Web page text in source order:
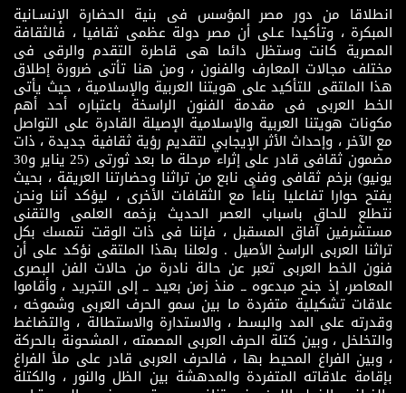
انطلاقا من دور مصر المؤسس فى بنية الحضارة الإنسـانية
المبكرة ، وتأكيدا عـلى أن مصر دولة عظمى ثقافيا ، فالثقافة
المصرية كانت وستظل دائما هى قاطرة التقدم والرقى فى
مختلف مجالات المعارف والفنون ، ومن هنا تأتى ضرورة إطلاق
هذا الملتقى للتأكيد على هويتنا العربية والإسلامية ، حيث يأتى
الخط العربى فى مقدمة الفنون الراسخة باعتباره أحد أهم
مكونات هويتنا العربية والإسلامية الإصيلة القادرة على التواصل
مع الآخر ، وإحداث الأثر الإيجابي لتقديم رؤية ثقافية جديدة ، ذات
مضمون ثقافى قادر على إثراء مرحلة ما بعد ثورتى (25 يناير و30
يونيو) بزخم ثقافى وفنى نابع من تراثنا وحضارتنا العريقة ، بحيث
يفتح حوارا تفاعليا بناءاً مع الثقافات الأخرى ، ليؤكد أننا ونحن
نتطلع للحاق باسباب العصر الحديث بزخمه العلمى والتقنى
مستشرفين آفاق المسقبل ، فإننا فى ذات الوقت نتمسك بكل
تراثنا العربى الراسخ الأصيل . ولعلنا بهذا الملتقى نؤكد على أن
فنون الخط العربى تعبر عن حالة نادرة من حالات الفن البصرى
المعاصر، إذ جنح مبدعوه ــ منذ زمن بعيد ــ إلى التجريد ، وأقاموا
علاقات تشكيلية متفردة ما بين سمو الحرف العربى وشموخه ،
وقدرته على المد والبسط ، والاستدارة والاستطالة ، والتضاغط
والتخلخل ، وبين كتلة الحرف العربى المصمته ، المشحونة بالحركة
، وبين الفراغ المحيط بها ، فالحرف العربى قادر على ملأ الفراغ
بإقامة علاقاته المتفردة والمدهشة بين الظل والنور ، والكتلة